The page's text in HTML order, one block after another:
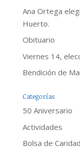
Ana Ortega
Huerto.
Obituario
Viernes 14,
Bendición de
Categorías
50 Aniversario
Actividades
Bolsa de Caridad